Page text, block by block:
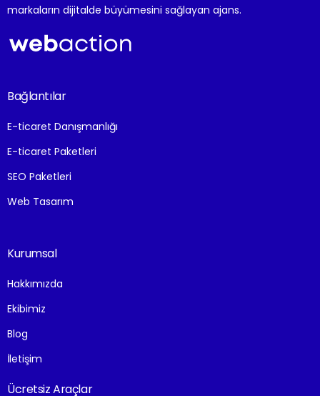
markaların dijitalde büyümesini sağlayan ajans.
Bağlantılar
E-ticaret Danışmanlığı
E-ticaret Paketleri
SEO Paketleri
Web Tasarım
Kurumsal
Hakkımızda
Ekibimiz
Blog
İletişim
Ücretsiz Araçlar